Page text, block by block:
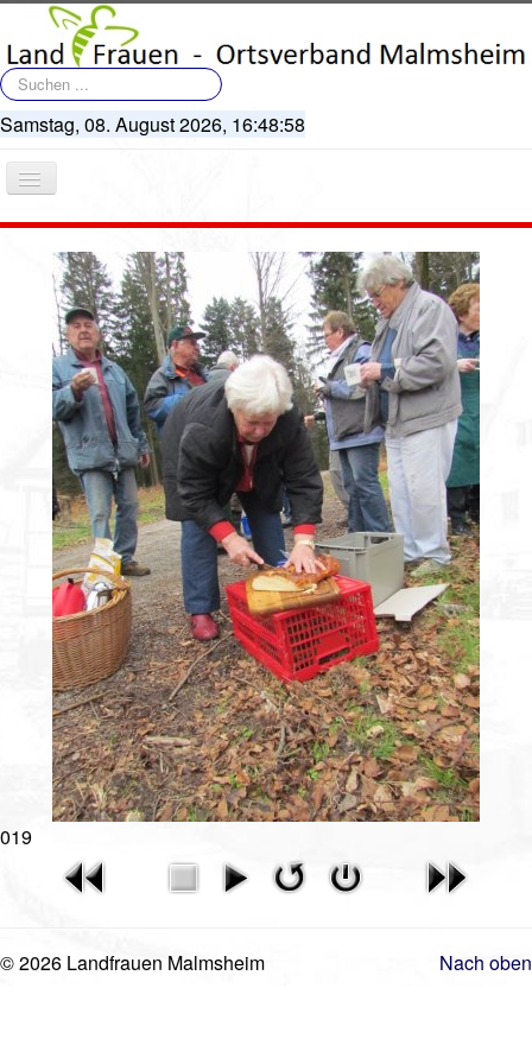
Suchen
...
Samstag, 08. August 2026, 16:48:58
Navigation
an/aus
Terminkalender
Artikel
Bildergalerie
Videos
Vorstand
Geschichte
Gästebuch
Mitgliederanmeldung
Kontakt
Impressum
019
Nach oben
© 2026 Landfrauen Malmsheim